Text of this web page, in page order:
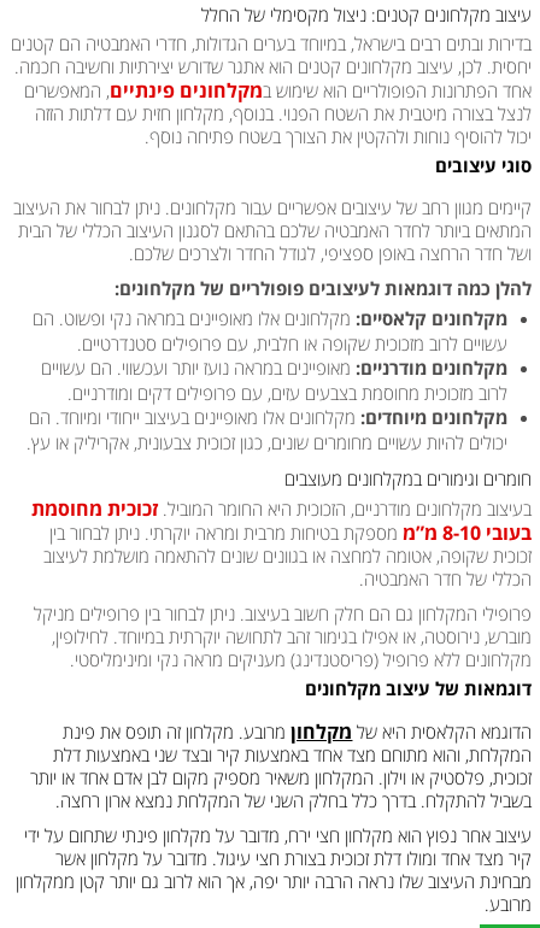
עיצוב מקלחונים קטנים: ניצול מקסימלי של החלל
בדירות ובתים רבים בישראל, במיוחד בערים הגדולות, חדרי האמבטיה הם קטנים
יחסית. לכן, עיצוב מקלחונים קטנים הוא אתגר שדורש יצירתיות וחשיבה חכמה.
אחד הפתרונות הפופולריים הוא שימוש במקלחונים פינתיים, המאפשרים
לנצל בצורה מיטבית את השטח הפנוי. בנוסף, מקלחון חזית עם דלתות הזזה
יכול להוסיף נוחות ולהקטין את הצורך בשטח פתיחה נוסף.
סוגי עיצובים
קיימים מגוון רחב של עיצובים אפשריים עבור מקלחונים. ניתן לבחור את העיצוב
המתאים ביותר לחדר האמבטיה שלכם בהתאם לסגנון העיצוב הכללי של הבית
ושל חדר הרחצה באופן ספציפי, לגודל החדר ולצרכים שלכם.
להלן כמה דוגמאות לעיצובים פופולריים של מקלחונים:
מקלחונים קלאסיים: מקלחונים אלו מאופיינים במראה נקי ופשוט. הם
עשויים לרוב מזכוכית שקופה או חלבית, עם פרופילים סטנדרטיים.
מקלחונים מודרניים: מאופיינים במראה נועז יותר ועכשווי. הם עשויים
לרוב מזכוכית מחוסמת בצבעים עזים, עם פרופילים דקים ומודרניים.
מקלחונים מיוחדים: מקלחונים אלו מאופיינים בעיצוב ייחודי ומיוחד. הם
יכולים להיות עשויים מחומרים שונים, כגון זכוכית צבעונית, אקריליק או עץ.
חומרים וגימורים במקלחונים מעוצבים
בעיצוב מקלחונים מודרניים, הזכוכית היא החומר המוביל.זכוכית מחוסמת
בעובי 8-10 מ”מ
מספקת בטיחות מרבית ומראה יוקרתי. ניתן לבחור בין
זכוכית שקופה, אטומה למחצה או בגוונים שונים להתאמה מושלמת לעיצוב
הכללי של חדר האמבטיה.
פרופילי המקלחון גם הם חלק חשוב בעיצוב. ניתן לבחור בין פרופילים מניקל
מוברש, נירוסטה, או אפילו בגימור זהב לתחושה יוקרתית במיוחד. לחילופין,
מקלחונים ללא פרופיל (פריסטנדינג) מעניקים מראה נקי ומינימליסטי.
דוגמאות של עיצוב מקלחונים
הדוגמא הקלאסית היא של מקלחון מרובע. מקלחון זה תופס את פינת
המקלחת, והוא מתוחם מצד אחד באמצעות קיר ובצד שני באמצעות דלת
זכוכית, פלסטיק או וילון. המקלחון משאיר מספיק מקום לבן אדם אחד או יותר
בשביל להתקלח. בדרך כלל בחלק השני של המקלחת נמצא ארון רחצה.
עיצוב אחר נפוץ הוא מקלחון חצי ירח, מדובר על מקלחון פינתי שתחום על ידי
קיר מצד אחד ומולו דלת זכוכית בצורת חצי עיגול. מדובר על מקלחון אשר
מבחינת העיצוב שלו נראה הרבה יותר יפה, אך הוא לרוב גם יותר קטן ממקלחון
מרובע.